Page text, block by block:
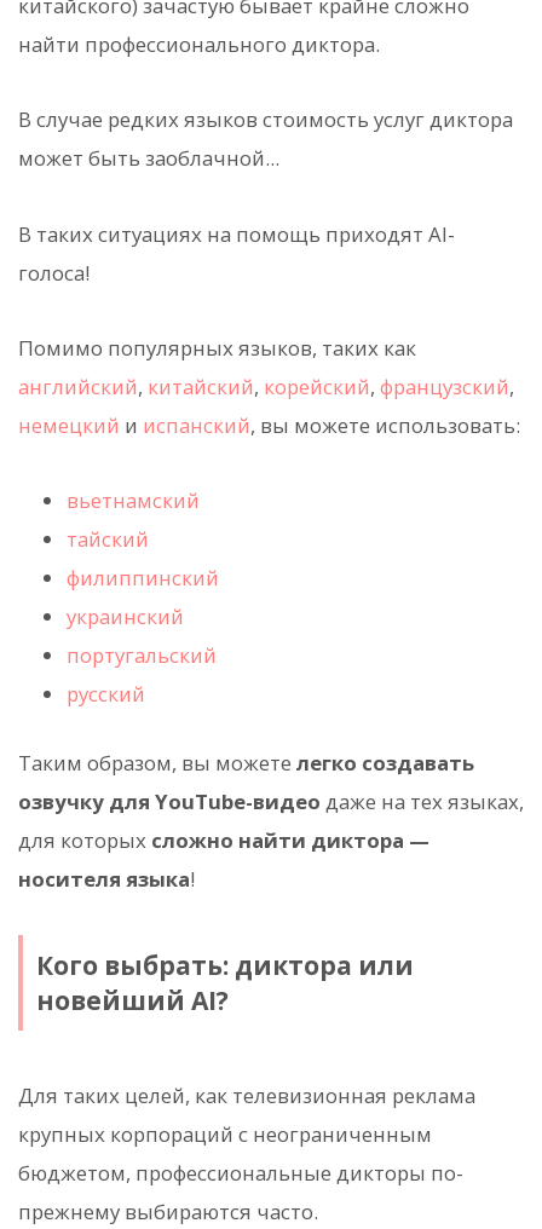
найти профессионального диктора.
В случае редких языков стоимость услуг диктора
может быть заоблачной...
В таких ситуациях на помощь приходят AI-
голоса!
Помимо популярных языков, таких как
английский, китайский, корейский, французский,
немецкий и испанский, вы можете использовать:
вьетнамский
тайский
филиппинский
украинский
португальский
русский
Таким образом, вы можете легко создавать
озвучку для YouTube-видео даже на тех языках,
для которых сложно найти диктора —
носителя языка!
Кого выбрать: диктора или
новейший AI?
Для таких целей, как телевизионная реклама
крупных корпораций с неограниченным
бюджетом, профессиональные дикторы по-
прежнему выбираются часто.